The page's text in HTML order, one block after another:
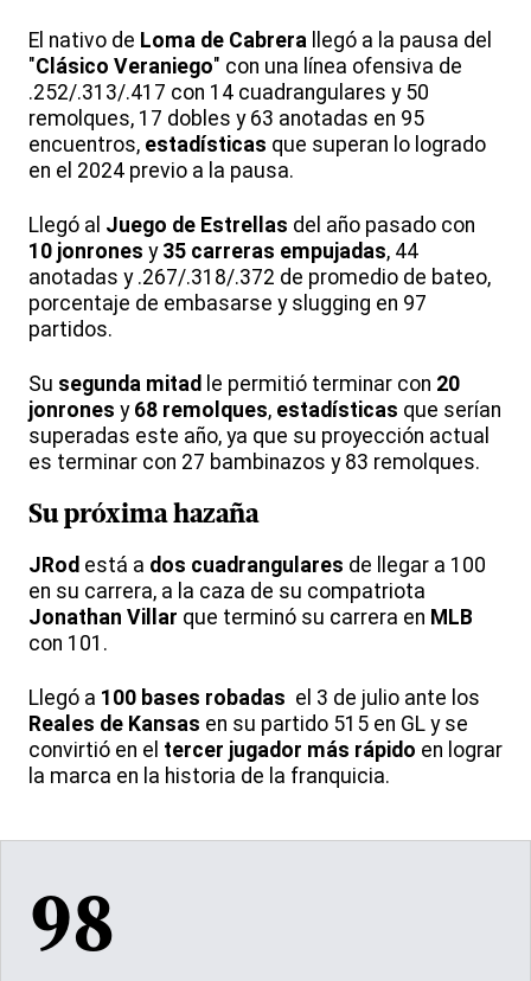
El nativo de Loma de Cabrera llegó a la pausa del
"Clásico Veraniego" con una línea ofensiva de
.252/.313/.417 con 14 cuadrangulares y 50
remolques, 17 dobles y 63 anotadas en 95
encuentros, estadísticas que superan lo logrado
en el 2024 previo a la pausa.
Llegó al Juego de Estrellas del año pasado con
10 jonrones y 35 carreras empujadas, 44
anotadas y .267/.318/.372 de promedio de bateo,
porcentaje de embasarse y slugging en 97
partidos.
Su segunda mitad le permitió terminar con 20
jonrones y 68 remolques, estadísticas que serían
superadas este año, ya que su proyección actual
es terminar con 27 bambinazos y 83 remolques.
Su próxima hazaña
JRod está a dos cuadrangulares de llegar a 100
en su carrera, a la caza de su compatriota
Jonathan Villar que terminó su carrera en MLB
con 101.
Llegó a 100 bases robadas el 3 de julio ante los
Reales de Kansas en su partido 515 en GL y se
convirtió en el tercer jugador más rápido en lograr
la marca en la historia de la franquicia.
98